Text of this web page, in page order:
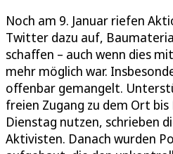
Noch am 9. Januar riefen
Twitter dazu auf,
schaffen – auch wenn dies
mehr möglich war.
offenbar gemangelt.
freien Zugang zu dem Ort
Dienstag nutzen, schrieben
Aktivisten. Danach wurden